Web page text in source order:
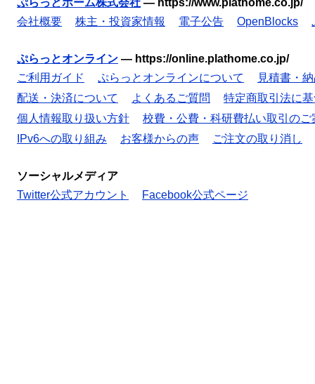
ぷらっとホーム株式会社 — https://www.plathome.co.jp/
会社概要
株主・投資家情報 電子公告 OpenBlocks
ぷらっとオンライン — https://online.plathome.co.jp/
ご利用ガイド
ぷらっとオンラインについて
見積書・
配送・決済について
よくあるご質問
特定商取引法に
個人情報取り扱い方針
校費・公費・科研費払い取引のご
IPv6への取り組み
お客様からの声 ご注文の取り消し
ソーシャルメディア
Twitter公式アカウント
Facebook公式ページ